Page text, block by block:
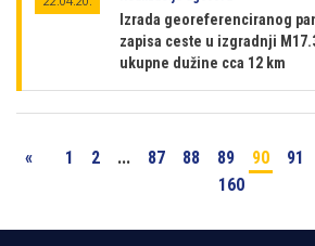
Izrada georeferenciranog
zapisa ceste u izgradnji
ukupne dužine cca 12 km
« 1 2 ... 87 88 89 90 91
160